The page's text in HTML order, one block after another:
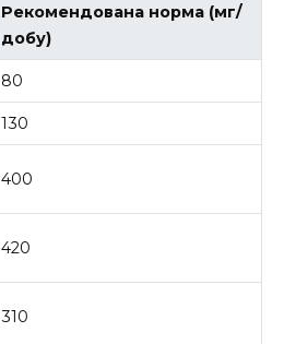
Рекомендована норма (мг/
добу)
80
130
400
420
310